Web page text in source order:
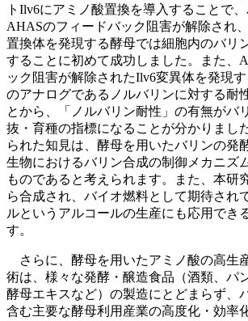
トIlv6にアミノ酸置換を導入することで
AHASのフィードバック阻害が解除され
置換体を発現する酵母では細胞内のバリ
することに初めて成功しました。また、
ック阻害が解除されたIlv6変異体を発現
のアナログであるノルバリンに対する耐
とから、「ノルバリン耐性」の有無がバ
抜・育種の指標になることが分かりまし
られた知見は、酵母を用いたバリンの発
生物におけるバリン合成の制御メカニズ
ものであると考えられます。また、本研
ら合成され、バイオ燃料として期待され
ルというアルコールの生産にも応用でき
す。
さらに、酵母を用いたアミノ酸の高生
術は、様々な発酵・醸造食品（酒類、パ
酵母エキスなど）の製造にとどまらず、
含む主要な酵母利用産業の高度化・効率